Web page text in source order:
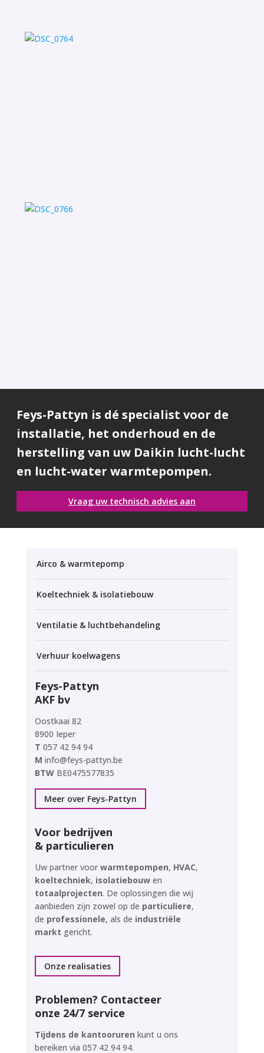
Feys-Pattyn is dé specialist voor de
installatie, het onderhoud en de
herstelling van uw Daikin lucht-lucht
en lucht-water warmtepompen.
Vraag uw technisch advies aan
Airco & warmtepomp
Koeltechniek & isolatiebouw
Ventilatie & luchtbehandeling
Verhuur koelwagens
Feys-Pattyn
AKF bv
Oostkaai 82
8900 Ieper
T 057 42 94 94
M info@feys-pattyn.be
BTWBE0475577835
Meer over Feys-Pattyn
Voor bedrijven
& particulieren
Uw partner voor warmtepompen, HVAC,
koeltechniek, isolatiebouwen
totaalprojecten. De oplossingen die wij
aanbieden zijn zowel op de particuliere,
de professionele, als de industriële
markt gericht.
Onze realisaties
Problemen? Contacteer
onze 24/7 service
Tijdens de kantooruren kunt u ons
bereiken via 057 42 94 94.